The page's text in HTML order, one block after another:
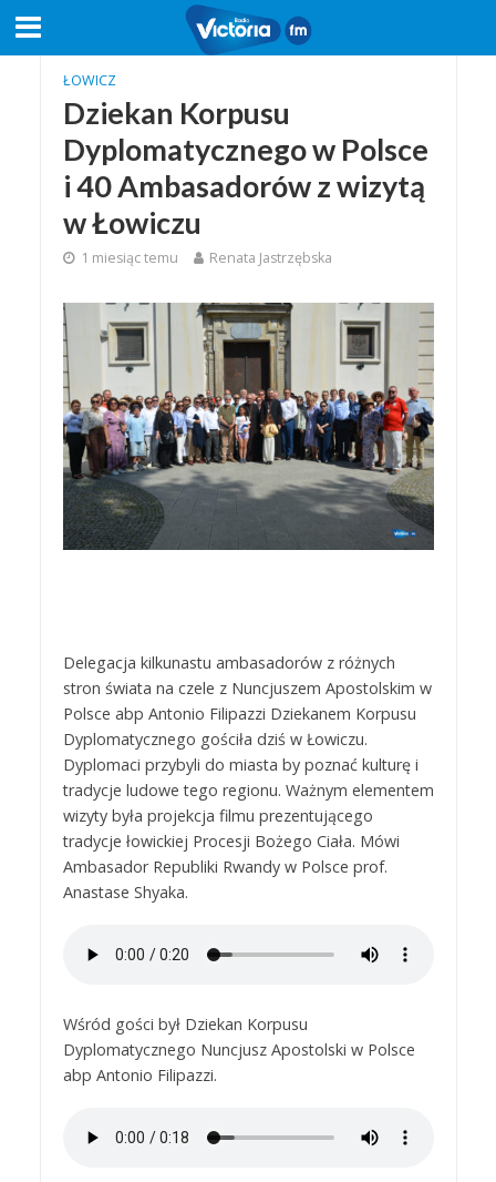
ŁOWICZ
Dziekan Korpusu
Dyplomatycznego w Polsce
i 40 Ambasadorów z wizytą
w Łowiczu
1 miesiąc temu Renata Jastrzębska
Delegacja kilkunastu ambasadorów z różnych
stron świata na czele z Nuncjuszem Apostolskim w
Polsce abp Antonio Filipazzi Dziekanem Korpusu
Dyplomatycznego gościła dziś w Łowiczu.
Dyplomaci przybyli do miasta by poznać kulturę i
tradycje ludowe tego regionu. Ważnym elementem
wizyty była projekcja filmu prezentującego
tradycje łowickiej Procesji Bożego Ciała. Mówi
Ambasador Republiki Rwandy w Polsce prof.
Anastase Shyaka.
Wśród gości był Dziekan Korpusu
Dyplomatycznego Nuncjusz Apostolski w Polsce
abp Antonio Filipazzi.